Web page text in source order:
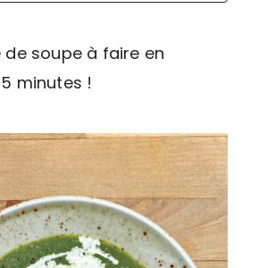
de soupe à faire en
minutes !